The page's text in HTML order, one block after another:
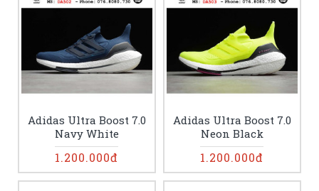
Adidas Ultra Boost 7.0
Navy White
1.200.000đ
Adidas Ultra Boost 7.0
Neon Black
1.200.000đ